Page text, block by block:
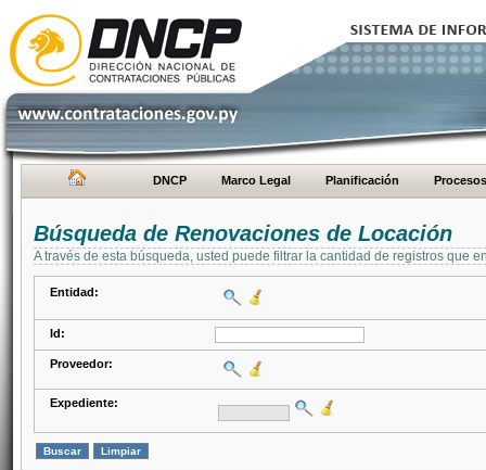
DNCP Marco Legal Planificación Procesos
Búsqueda de Renovaciones de Locación
A través de esta búsqueda, usted puede filtrar la cantidad de registros que
Entidad:
Id:
Proveedor:
Expediente: